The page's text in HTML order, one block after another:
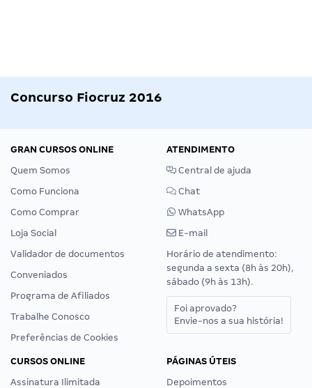
Concurso Fiocruz 2016
GRAN CURSOS ONLINE
Quem Somos
Como Funciona
Como Comprar
Loja Social
Validador de documentos
Conveniados
Programa de Afiliados
Trabalhe Conosco
Preferências de Cookies
ATENDIMENTO
Central de ajuda
Chat
WhatsApp
E-mail
Horário de atendimento:
segunda a sexta (8h às 20h),
sábado (9h às 13h).
Foi aprovado?
Envie-nos a sua história!
CURSOS ONLINE
Assinatura Ilimitada
PÁGINAS ÚTEIS
Depoimentos